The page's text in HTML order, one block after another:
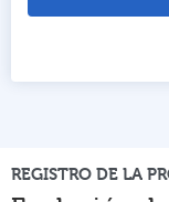
REGISTRO DE LA